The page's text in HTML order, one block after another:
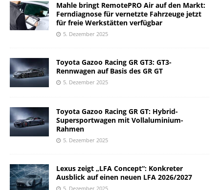
Mahle bringt RemotePRO Air auf den Markt:
Ferndiagnose für vernetzte Fahrzeuge jetzt
für freie Werkstätten verfügbar
5. Dezember 2025
Toyota Gazoo Racing GR GT3: GT3-
Rennwagen auf Basis des GR GT
5. Dezember 2025
Toyota Gazoo Racing GR GT: Hybrid-
Supersportwagen mit Vollaluminium-
Rahmen
5. Dezember 2025
Lexus zeigt „LFA Concept“: Konkreter
Ausblick auf einen neuen LFA 2026/2027
5. Dezember 2025